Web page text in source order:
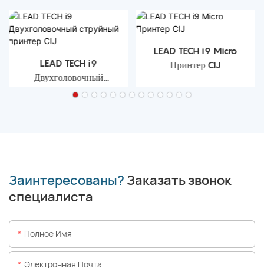
LEAD TECH i9
Двухголовочный
струйный принтер CIJ
LEAD TECH i9 Micro
Принтер CIJ
Заинтересованы? Заказать звонок
специалиста
Полное Имя
Электронная Почта